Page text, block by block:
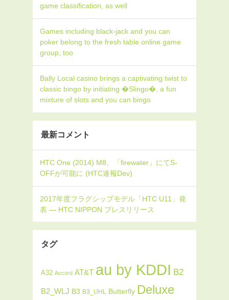
game classification, as well
Games including black-jack and you can
poker belong to the fresh table online game
group, too
Bally Local casino brings a captivating twist to
classic bingo by initiating �Slingo�, a fun
mixture of slots and you can bingo
最新コメント
タグ
A32 Accord AT&T au by KDDI B2
B2_WLJ B3 B3_UHL Butterfly Deluxe